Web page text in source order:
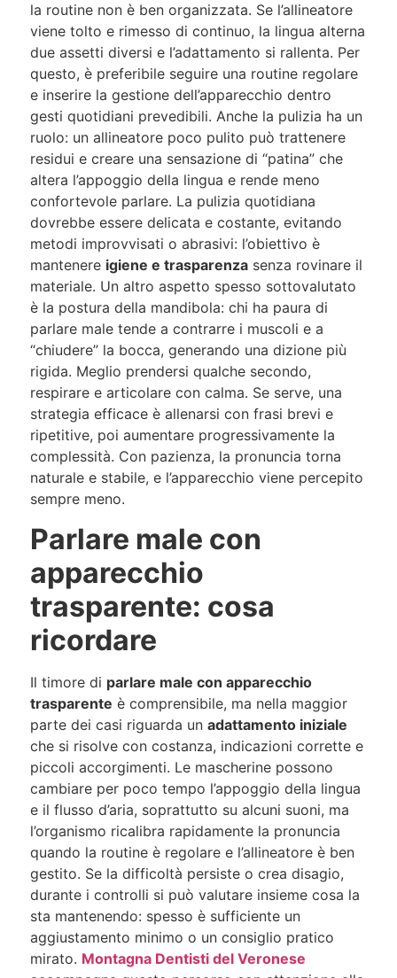
la routine non è ben organizzata. Se l’allineatore
viene tolto e rimesso di continuo, la lingua alterna
due assetti diversi e l’adattamento si rallenta. Per
questo, è preferibile seguire una routine regolare
e inserire la gestione dell’apparecchio dentro
gesti quotidiani prevedibili. Anche la pulizia ha un
ruolo: un allineatore poco pulito può trattenere
residui e creare una sensazione di “patina” che
altera l’appoggio della lingua e rende meno
confortevole parlare. La pulizia quotidiana
dovrebbe essere delicata e costante, evitando
metodi improvvisati o abrasivi: l’obiettivo è
mantenere igiene e trasparenza senza rovinare il
materiale. Un altro aspetto spesso sottovalutato
è la postura della mandibola: chi ha paura di
parlare male tende a contrarre i muscoli e a
“chiudere” la bocca, generando una dizione più
rigida. Meglio prendersi qualche secondo,
respirare e articolare con calma. Se serve, una
strategia efficace è allenarsi con frasi brevi e
ripetitive, poi aumentare progressivamente la
complessità. Con pazienza, la pronuncia torna
naturale e stabile, e l’apparecchio viene percepito
sempre meno.
Parlare male con
apparecchio
trasparente: cosa
ricordare
Il timore di parlare male con apparecchio
trasparente è comprensibile, ma nella maggior
parte dei casi riguarda un adattamento iniziale
che si risolve con costanza, indicazioni corrette e
piccoli accorgimenti. Le mascherine possono
cambiare per poco tempo l’appoggio della lingua
e il flusso d’aria, soprattutto su alcuni suoni, ma
l’organismo ricalibra rapidamente la pronuncia
quando la routine è regolare e l’allineatore è ben
gestito. Se la difficoltà persiste o crea disagio,
durante i controlli si può valutare insieme cosa la
sta mantenendo: spesso è sufficiente un
aggiustamento minimo o un consiglio pratico
mirato. Montagna Dentisti del Veronese